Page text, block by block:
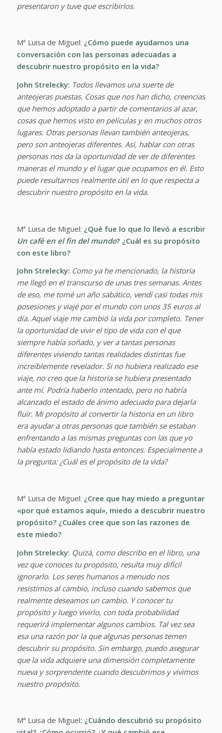
presentaron y tuve que escribirlos.
Mª Luisa de Miguel: ¿Cómo puede ayudarnos una
conversación con las personas adecuadas a
descubrir nuestro propósito en la vida?
John Strelecky: Todos llevamos una suerte de
anteojeras puestas. Cosas que nos han dicho, creencias
que hemos adoptado a partir de comentarios al azar,
cosas que hemos visto en películas y en muchos otros
lugares. Otras personas llevan también anteojeras,
pero son anteojeras diferentes. Así, hablar con otras
personas nos da la oportunidad de ver de diferentes
maneras el mundo y el lugar que ocupamos en él. Esto
puede resultarnos realmente útil en lo que respecta a
descubrir nuestro propósito en la vida.
Mª Luisa de Miguel: ¿Qué fue lo que lo llevó a escribir
Un café en el fin del mundo? ¿Cuál es su propósito
con este libro?
John Strelecky: Como ya he mencionado, la historia
me llegó en el transcurso de unas tres semanas. Antes
de eso, me tomé un año sabático, vendí casi todas mis
posesiones y viajé por el mundo con unos 35 euros al
día. Aquel viaje me cambió la vida por completo. Tener
la oportunidad de vivir el tipo de vida con el que
siempre había soñado, y ver a tantas personas
diferentes viviendo tantas realidades distintas fue
increíblemente revelador. Si no hubiera realizado ese
viaje, no creo que la historia se hubiera presentado
ante mí. Podría haberlo intentado, pero no habría
alcanzado el estado de ánimo adecuado para dejarla
fluir. Mi propósito al convertir la historia en un libro
era ayudar a otras personas que también se estaban
enfrentando a las mismas preguntas con las que yo
había estado lidiando hasta entonces. Especialmente a
la pregunta: ¿Cuál es el propósito de la vida?
Mª Luisa de Miguel: ¿Cree que hay miedo a preguntar
«por qué estamos aquí», miedo a descubrir nuestro
propósito? ¿Cuáles cree que son las razones de
este miedo?
John Strelecky: Quizá, como describo en el libro, una
vez que conoces tu propósito, resulta muy difícil
ignorarlo. Los seres humanos a menudo nos
resistimos al cambio, incluso cuando sabemos que
realmente deseamos un cambio. Y conocer tu
propósito y luego vivirlo, con toda probabilidad
requerirá implementar algunos cambios. Tal vez sea
esa una razón por la que algunas personas temen
descubrir su propósito. Sin embargo, puedo asegurar
que la vida adquiere una dimensión completamente
nueva y sorprendente cuando descubrimos y vivimos
nuestro propósito.
Mª Luisa de Miguel: ¿Cuándo descubrió su propósito